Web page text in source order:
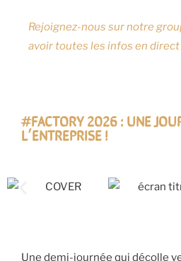
Rejoignez-nous sur notre
avoir toutes les infos en direct
#FACTORY 2026 : UNE
L’ENTREPRISE !
Une demi-journée qui décolle